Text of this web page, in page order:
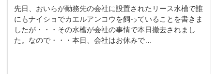
先日、おいらが勤務先の会社に設置されたリース水槽で誰
にもナイショでカエルアンコウを飼っていることを書きま
したが・・・その水槽が会社の事情で本日撤去されまし
た。なので・・・本日、会社はお休みで…